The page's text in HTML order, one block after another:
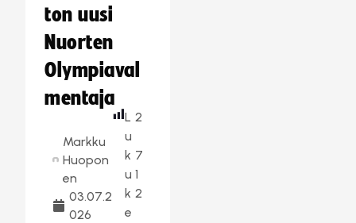
ton uusi
Nuorten
Olympiaval
mentaja
Markku
Huopon
en
03.07.2
026
L
u
k
u
k
e
2
7
1
2